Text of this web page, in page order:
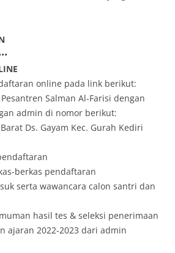
online pada link berikut:
Salman Al-Farisi dengan
admin di nomor berikut:
Ds. Gayam Kec. Gurah Kediri
berkas pendaftaran
serta wawancara calon santri dan
hasil tes & seleksi penerimaan
ajaran 2022-2023 dari admin